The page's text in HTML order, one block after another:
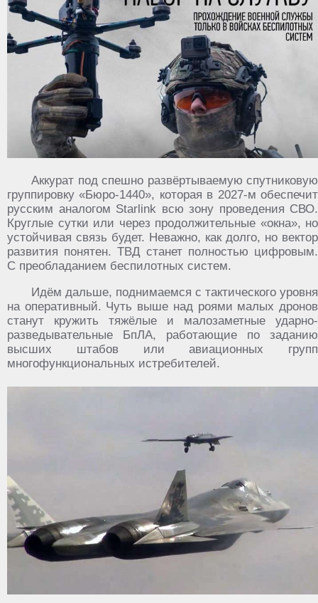
Аккурат под спешно развёртываемую спутниковую
группировку «Бюро-1440», которая в 2027-м обеспечит
русским аналогом Starlink всю зону проведения СВО.
Круглые сутки или через продолжительные «окна», но
устойчивая связь будет. Неважно, как долго, но вектор
развития понятен. ТВД станет полностью цифровым.
С преобладанием беспилотных систем.
Идём дальше, поднимаемся с тактического уровня
на оперативный. Чуть выше над роями малых дронов
станут кружить тяжёлые и малозаметные ударно-
разведывательные БпЛА, работающие по заданию
высших штабов или авиационных групп
многофункциональных истребителей.